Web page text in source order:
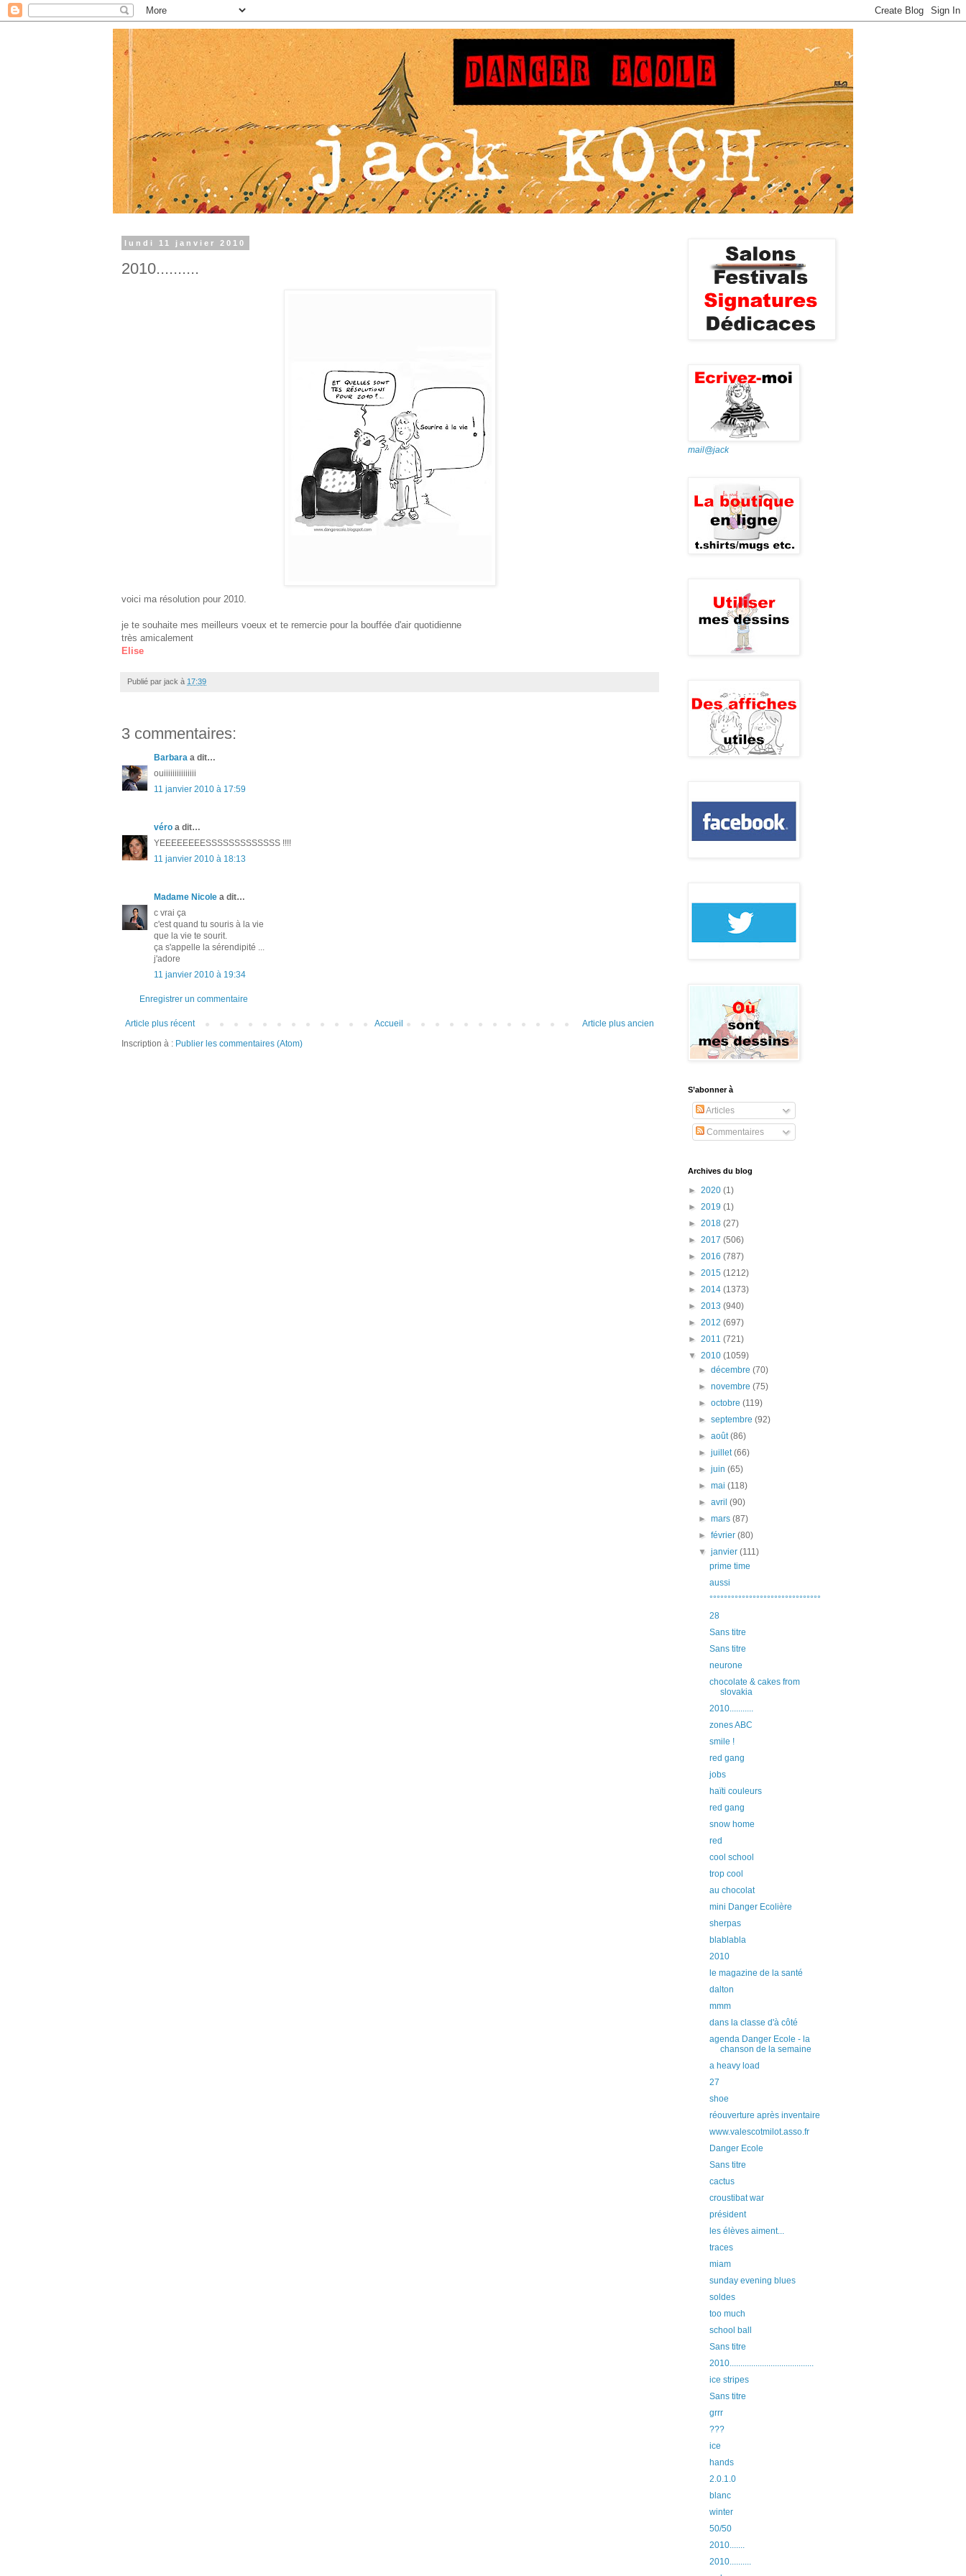
lundi 11 janvier 2010
2010..........
voici ma résolution pour 2010.
je te souhaite mes meilleurs voeux et te remercie pour la bouffée d'air quotidienne
très amicalement
Elise
Publié par jack à 17:39
3 commentaires:
Barbara a dit…
ouiiiiiiiiiiiiiii
11 janvier 2010 à 17:59
véro a dit…
YEEEEEEEESSSSSSSSSSSSS !!!!
11 janvier 2010 à 18:13
Madame Nicole a dit…
c vrai ça
c'est quand tu souris à la vie
que la vie te sourit.
ça s'appelle la sérendipité ...
j'adore
11 janvier 2010 à 19:34
Enregistrer un commentaire
Article plus récent Article plus ancien
Accueil
Inscription à : Publier les commentaires (Atom)
mail@jack
S’abonner à
Articles
Commentaires
Archives du blog
► 2020 (1)
► 2019 (1)
► 2018 (27)
► 2017 (506)
► 2016 (787)
► 2015 (1212)
► 2014 (1373)
► 2013 (940)
► 2012 (697)
► 2011 (721)
▼ 2010 (1059)
►décembre(70)
►novembre(75)
►octobre(119)
►septembre(92)
►août(86)
►juillet(66)
►juin(65)
►mai(118)
►avril(90)
►mars(87)
►février(80)
▼janvier(111)
prime time
aussi
°°°°°°°°°°°°°°°°°°°°°°°°°°°°°°°
28
Sans titre
Sans titre
neurone
chocolate & cakes from
slovakia
2010...........
zones ABC
smile !
red gang
jobs
haïti couleurs
red gang
snow home
red
cool school
trop cool
au chocolat
mini Danger Ecolière
sherpas
blablabla
2010
le magazine de la santé
dalton
mmm
dans la classe d'à côté
agenda Danger Ecole - la
chanson de la semaine
a heavy load
27
shoe
réouverture après inventaire
www.valescotmilot.asso.fr
Danger Ecole
Sans titre
cactus
croustibat war
président
les élèves aiment...
traces
miam
sunday evening blues
soldes
too much
school ball
Sans titre
2010.......................................
ice stripes
Sans titre
grrr
???
ice
hands
2.0.1.0
blanc
winter
50/50
2010.......
2010..........